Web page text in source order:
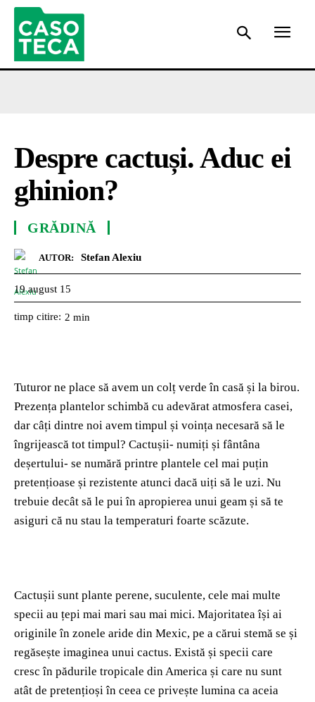
Despre cactuși. Aduc ei
ghinion?
GRĂDINĂ
AUTOR: Stefan Alexiu
19 august 15
timp citire: 2 min
Tuturor ne place să avem un colț verde în casă și la birou.
Prezența plantelor schimbă cu adevărat atmosfera casei,
dar câți dintre noi avem timpul și voința necesară să le
îngrijească tot timpul? Cactușii- numiți și fântâna
deșertului- se numără printre plantele cel mai puțin
pretențioase și rezistente atunci dacă uiți să le uzi. Nu
trebuie decât să le pui în apropierea unui geam și să te
asiguri că nu stau la temperaturi foarte scăzute.
Cactușii sunt plante perene, suculente, cele mai multe
specii au țepi mai mari sau mai mici. Majoritatea își ai
originile în zonele aride din Mexic, pe a cărui stemă se și
regăsește imaginea unui cactus. Există și specii care
cresc în pădurile tropicale din America și care nu sunt
atât de pretențioși în ceea ce privește lumina ca aceia